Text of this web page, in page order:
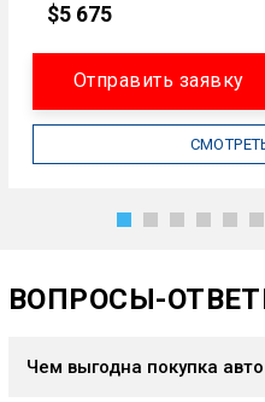
$5 675
Отправить заявку
ВОПРОСЫ-
Чем выгодна покупка